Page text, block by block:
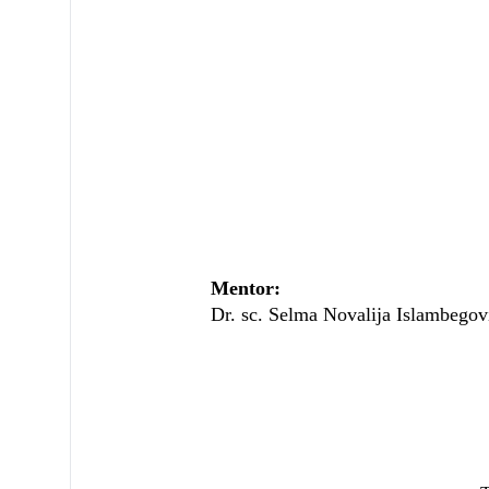
Mentor:
Dr. sc. Selma Novalija